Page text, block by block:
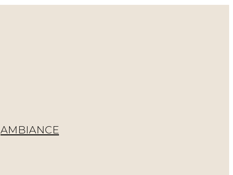
AMBIANCE